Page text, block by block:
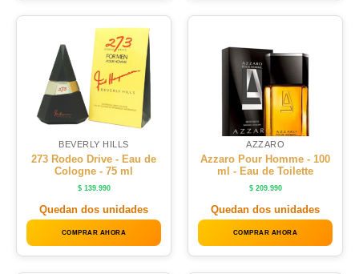
BEVERLY HILLS
273 Rodeo Drive - Eau de
Cologne - 75 ml
$139.990
Quedan dos unidades
COMPRAR AHORA
AZZARO
Azzaro Pour Homme - 100
ml - Eau de Toilette
$209.990
Quedan dos unidades
COMPRAR AHORA